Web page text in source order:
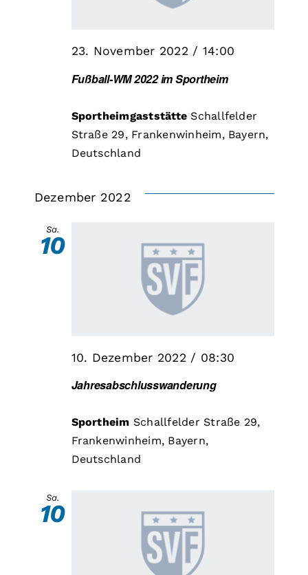
Fußball-WM 2022 im Sportheim
23. November 2022 / 14:00
Sportheimgaststätte Schallfelder
Straße 29, Frankenwinheim, Bayern,
Deutschland
Dezember 2022
Sa.
10
Jahresabschlusswanderung
10. Dezember 2022 / 08:30
Sportheim Schallfelder Straße 29,
Frankenwinheim, Bayern,
Deutschland
Sa.
10